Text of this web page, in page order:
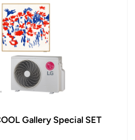
Gallery Special SET